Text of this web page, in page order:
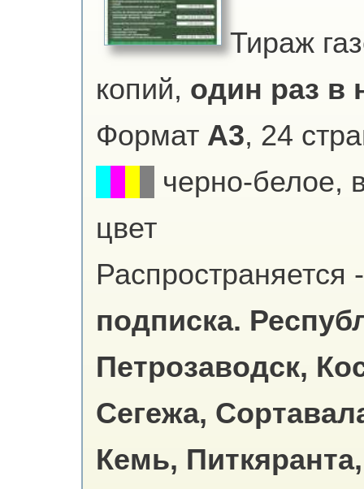
Тираж
копий, один раз в
Формат А3, 24
черно-белое,
цвет
Распространяется -
подписка.
Петрозаводск,
Сегежа,
Кемь,